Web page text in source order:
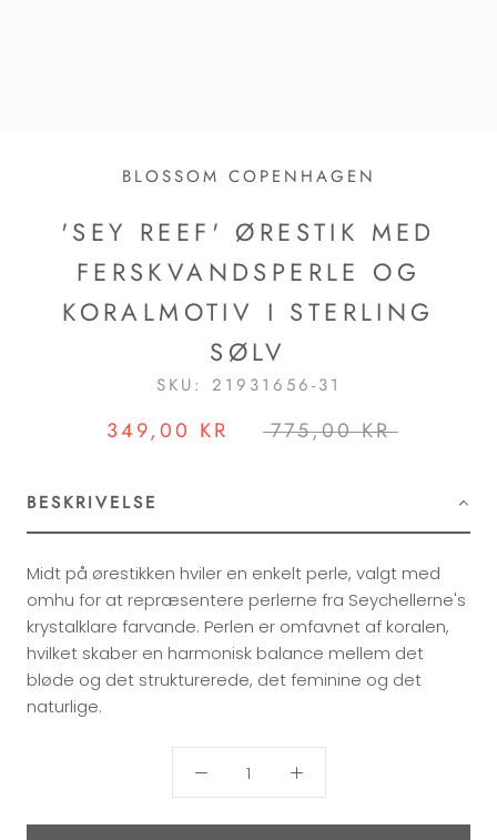
BLOSSOM COPENHAGEN
'SEY REEF' ØRESTIK MED
FERSKVANDSPERLE OG
KORALMOTIV I STERLING
SØLV
SKU: 21931656-31
349,00 KR 775,00 KR
BESKRIVELSE
Midt på ørestikken hviler en enkelt perle, valgt med
omhu for at repræsentere perlerne fra Seychellerne's
krystalklare farvande. Perlen er omfavnet af koralen,
hvilket skaber en harmonisk balance mellem det
bløde og det strukturerede, det feminine og det
naturlige.